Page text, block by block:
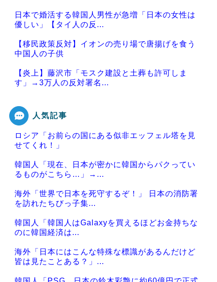
日本で婚活する韓国人男性が急増「日本の女性は
優しい」【タイ人の反...
【移民政策反対】イオンの売り場で唐揚げを食う
中国人の子供
【炎上】藤沢市「モスク建設と土葬も許可しま
す」→3万人の反対署名...
Powered by livedoor 相互RSS
人気記事
ロシア「お前らの国にある似非エッフェル塔を見
せてくれ！」
韓国人「現在、日本が密かに韓国からパクってい
るものがこちら…」→...
海外「世界で日本を死守するぞ！」 日本の消防署
を訪れたちびっ子集...
韓国人「韓国人はGalaxyを買えるほどお金持ちな
のに韓国経済は...
海外「日本にはこんな特殊な標識があるんだけど
皆は見たことある？」...